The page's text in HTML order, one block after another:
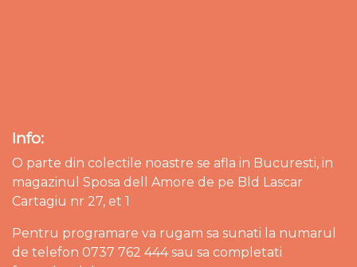
Info:
O parte din colectile noastre se afla in Bucuresti, in
magazinul Sposa dell Amore de pe Bld Lascar
Cartagiu nr 27, et 1
Pentru programare va rugam sa sunati la numarul
de telefon 0737 762 444 sau sa completati